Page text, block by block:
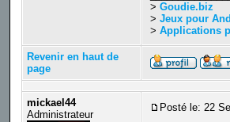
> Goudie.biz
> Jeux pour
> Applications
Revenir en haut de
page
mickael44
Administrateur
Posté le: 22